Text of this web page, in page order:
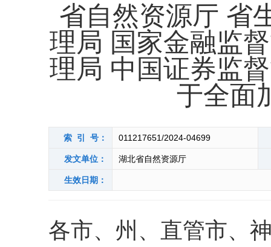
省自然资源厅 省
理局 国家金融监
理局 中国证券监
于全面
索 引 号： 011217651/2024-04699
发文单位： 湖北省自然资源厅
生效日期：
各市、州、直管市、